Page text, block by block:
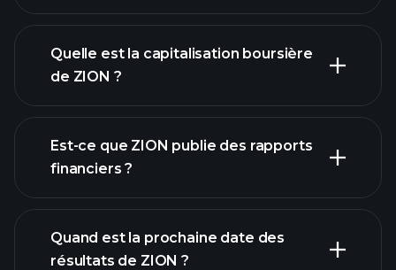
graphique de ZION
Quelle est la capitalisation boursière
de ZION ?
notre
liste d'actions
Est-ce que ZION publie des rapports
financiers ?
finances de
ZION
Quand est la prochaine date des
résultats de ZION ?